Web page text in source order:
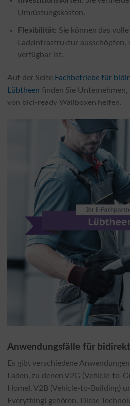
Umrüstungskosten.
Flexibilität: Sie können das
Ladeinfrastruktur ausschöpfen,
verfügbar ist.
Auf der Seite Fachbetriebe für
Lübtheen finden Sie Unternehmen,
von bidi-ready Wallboxen helfen.
Anwendungsfälle für
Es gibt verschiedene
Laden, zu denen V2G (Vehicle-to-
Home), V2B (Vehicle-to-Building)
Everything) gehören. Diese